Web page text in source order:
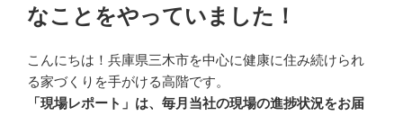
なことをやっていました！
こんにちは！兵庫県三木市を中心に健康に住み続けられ
る家づくりを手がける高階です。
「現場レポート」は、毎月当社の現場の進捗状況をお届